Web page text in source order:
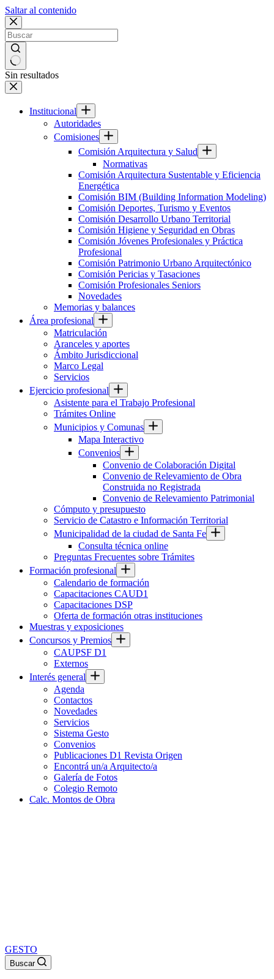
Saltar al contenido
Sin resultados
Institucional
Autoridades
Comisiones
Comisión Arquitectura y Salud
Normativas
Comisión Arquitectura Sustentable y Eficiencia
Energética
Comisión BIM (Building Information Modeling)
Comisión Deportes, Turismo y Eventos
Comisión Desarrollo Urbano Territorial
Comisión Higiene y Seguridad en Obras
Comisión Jóvenes Profesionales y Práctica
Profesional
Comisión Patrimonio Urbano Arquitectónico
Comisión Pericias y Tasaciones
Comisión Profesionales Seniors
Novedades
Memorias y balances
Área profesional
Matriculación
Aranceles y aportes
Ámbito Jurisdiccional
Marco Legal
Servicios
Ejercicio profesional
Asistente para el Trabajo Profesional
Trámites Online
Municipios y Comunas
Mapa Interactivo
Convenios
Convenio de Colaboración Digital
Convenio de Relevamiento de Obra
Construida no Registrada
Convenio de Relevamiento Patrimonial
Cómputo y presupuesto
Servicio de Catastro e Información Territorial
Municipalidad de la ciudad de Santa Fe
Consulta técnica online
Preguntas Frecuentes sobre Trámites
Formación profesional
Calendario de formación
Capacitaciones CAUD1
Capacitaciones DSP
Oferta de formación otras instituciones
Muestras y exposiciones
Concursos y Premios
CAUPSF D1
Externos
Interés general
Agenda
Contactos
Novedades
Servicios
Sistema Gesto
Convenios
Publicaciones D1 Revista Origen
Encontrá un/a Arquitecto/a
Galería de Fotos
Colegio Remoto
Calc. Montos de Obra
GESTO
Buscar